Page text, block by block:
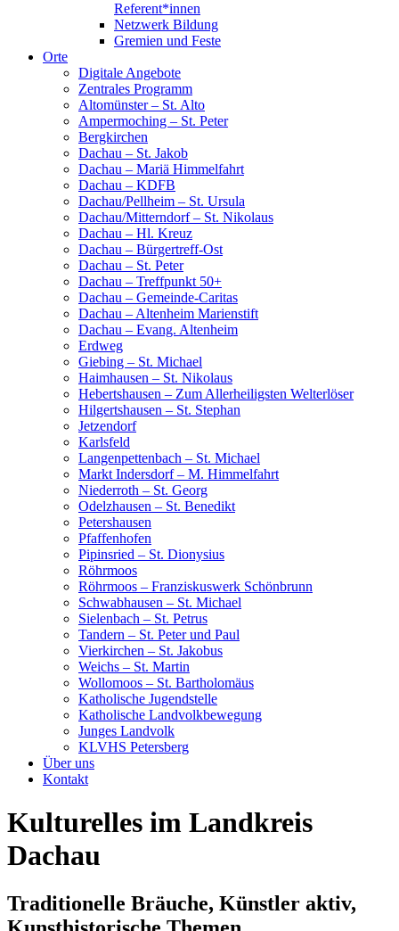
Referent*innen
Netzwerk Bildung
Gremien und Feste
Orte
Digitale Angebote
Zentrales Programm
Altomünster – St. Alto
Ampermoching – St. Peter
Bergkirchen
Dachau – St. Jakob
Dachau – Mariä Himmelfahrt
Dachau – KDFB
Dachau/Pellheim – St. Ursula
Dachau/Mitterndorf – St. Nikolaus
Dachau – Hl. Kreuz
Dachau – Bürgertreff-Ost
Dachau – St. Peter
Dachau – Treffpunkt 50+
Dachau – Gemeinde-Caritas
Dachau – Altenheim Marienstift
Dachau – Evang. Altenheim
Erdweg
Giebing – St. Michael
Haimhausen – St. Nikolaus
Hebertshausen – Zum Allerheiligsten Welterlöser
Hilgertshausen – St. Stephan
Jetzendorf
Karlsfeld
Langenpettenbach – St. Michael
Markt Indersdorf – M. Himmelfahrt
Niederroth – St. Georg
Odelzhausen – St. Benedikt
Petershausen
Pfaffenhofen
Pipinsried – St. Dionysius
Röhrmoos
Röhrmoos – Franziskuswerk Schönbrunn
Schwabhausen – St. Michael
Sielenbach – St. Petrus
Tandern – St. Peter und Paul
Vierkirchen – St. Jakobus
Weichs – St. Martin
Wollomoos – St. Bartholomäus
Katholische Jugendstelle
Katholische Landvolkbewegung
Junges Landvolk
KLVHS Petersberg
Über uns
Kontakt
Kulturelles im Landkreis
Dachau
Traditionelle Bräuche, Künstler aktiv,